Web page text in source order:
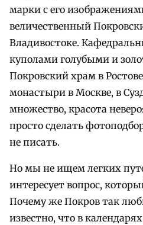
марки с его
величественный
Владивостоке.
куполами голубыми и
Покровский храм в
монастыри в Москве, в
множество, красота
просто сделать
не писать.
Но мы не ищем легких
интересует вопрос,
Почему же Покров так
известно, что в